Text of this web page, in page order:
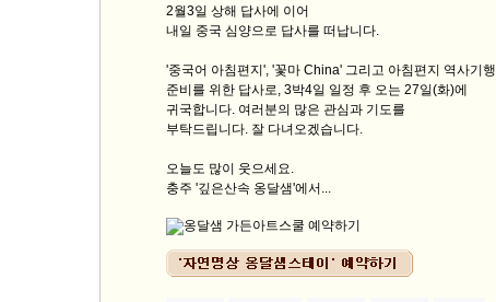
2월3일 상해 답사에 이어
내일 중국 심양으로 답사를 떠납니다.
'중국어 아침편지', '꽃마 China' 그리고 아침편지 역사기행
준비를 위한 답사로, 3박4일 일정 후 오는 27일(화)에
귀국합니다. 여러분의 많은 관심과 기도를
부탁드립니다. 잘 다녀오겠습니다.
오늘도 많이 웃으세요.
충주 '깊은산속 옹달샘'에서...